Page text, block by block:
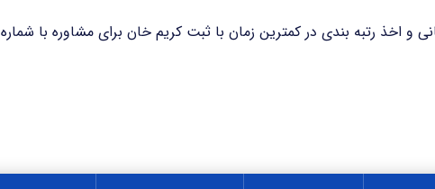
بندی در کمترین زمان با ثبت کریم خان برای مشاوره با شماره ۸۷۱۴۶ تماس حاصل فرمایید.